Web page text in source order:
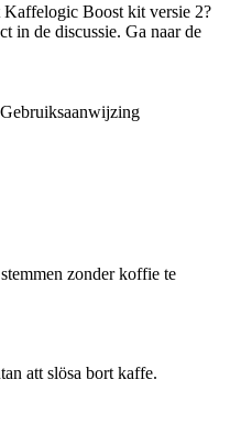
Kaffelogic Boost kit versie 2?
in de discussie. Ga naar de
zonder koffie te
att slösa bort kaffe.